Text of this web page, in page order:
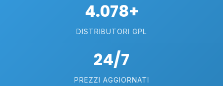
4.078+
DISTRIBUTORI GPL
24/7
PREZZI AGGIORNATI